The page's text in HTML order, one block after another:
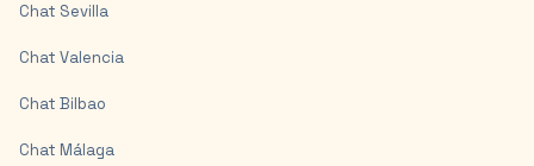
Chat Sevilla
Chat Valencia
Chat Bilbao
Chat Málaga